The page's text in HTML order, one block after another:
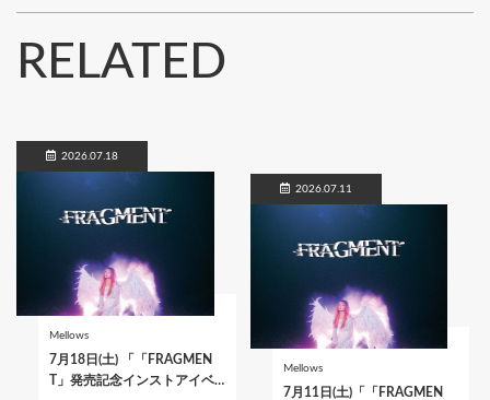
RELATED
2026.07.18
Mellows
7月18日(土) 「「FRAGMEN
T」発売記念インストアイベ…
2026.07.11
Mellows
7月11日(土)「「FRAGMEN